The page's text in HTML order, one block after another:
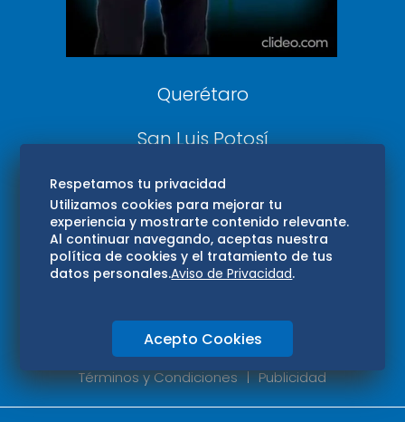
Aviso Oportuno
Consultas
Querétaro
San Luis Potosí
Edomex
Consultas
Hidalgo
Oaxaca
Aviso de privacidad
Directorio
Términos y Condiciones
Publicidad
Respetamos tu privacidad
Utilizamos cookies para mejorar tu
experiencia y mostrarte contenido relevante.
Al continuar navegando, aceptas nuestra
política de cookies y el tratamiento de tus
datos personales.Aviso de Privacidad.
Acepto Cookies